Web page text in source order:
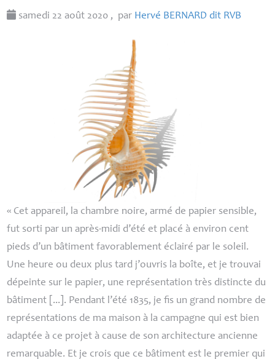
samedi 22 août 2020 , par Hervé BERNARD dit RVB
« Cet appareil, la chambre noire, armé de papier sensible,
fut sorti par un après-midi d’été et placé à environ cent
pieds d’un bâtiment favorablement éclairé par le soleil.
Une heure ou deux plus tard j’ouvris la boîte, et je trouvai
dépeinte sur le papier, une représentation très distincte du
bâtiment [...]. Pendant l’été 1835, je fis un grand nombre de
représentations de ma maison à la campagne qui est bien
adaptée à ce projet à cause de son architecture ancienne
remarquable. Et je crois que ce bâtiment est le premier qui